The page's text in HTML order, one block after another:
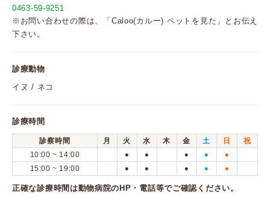
0463-59-9251
※お問い合わせの際は、「Caloo(カルー) ペットを見た」とお伝え
下さい。
診療動物
イヌ / ネコ
診療時間
診察時間 月 火 水 木 金 土 日
祝
10:00 ~ 14:00
● ● ● ● ●
15:00 ~ 19:00 ● ● ● ● ●
正確な診療時間は動物病院のHP・電話等でご確認ください。